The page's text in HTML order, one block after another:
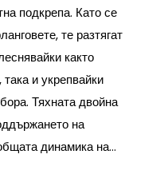
подкрепа. Като се
те разтягат
както
и укрепвайки
Тяхната двойна
на
динамика на…